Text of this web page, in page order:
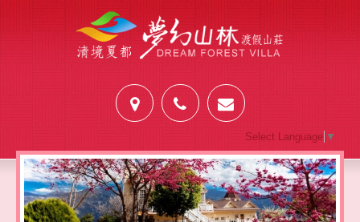
Select Language ▼